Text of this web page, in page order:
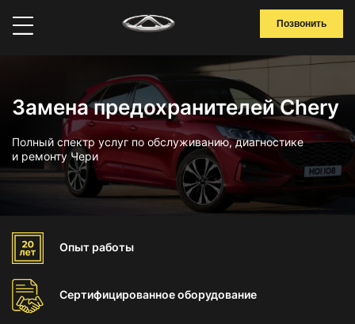
Позвонить
Замена предохранителей Chery
Полный спектр услуг по обслуживанию, диагностике
и ремонту Чери
Опыт работы
Сертифицированноеоборудование